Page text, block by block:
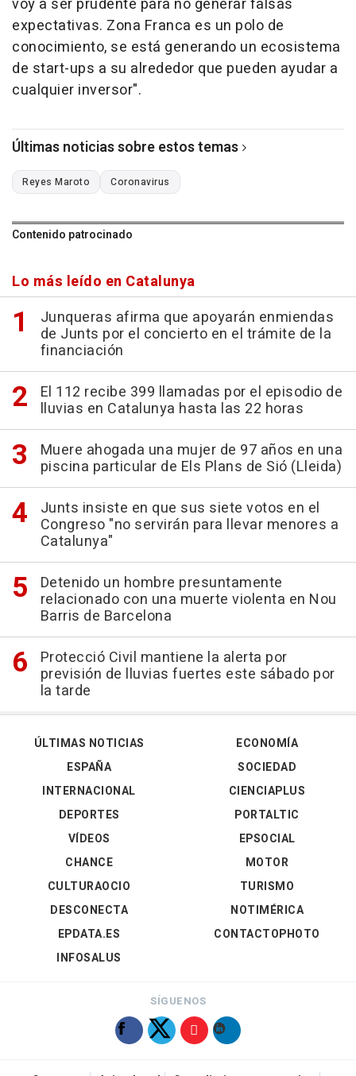
expectativas. Zona Franca es un polo de
conocimiento, se está generando un ecosistema
de start-ups a su alrededor que pueden ayudar a
cualquier inversor".
Últimas noticias sobre estos temas
Reyes Maroto Coronavirus
Contenido patrocinado
Lo más leído en Catalunya
Junqueras afirma que apoyarán enmiendas
de Junts por el concierto en el trámite de la
financiación
El 112 recibe 399 llamadas por el episodio de
lluvias en Catalunya hasta las 22 horas
Muere ahogada una mujer de 97 años en una
piscina particular de Els Plans de Sió (Lleida)
Junts insiste en que sus siete votos en el
Congreso "no servirán para llevar menores a
Catalunya"
Detenido un hombre presuntamente
relacionado con una muerte violenta en Nou
Barris de Barcelona
Protecció Civil mantiene la alerta por
previsión de lluvias fuertes este sábado por
la tarde
ÚLTIMAS NOTICIAS
ESPAÑA
INTERNACIONAL
DEPORTES
VÍDEOS
ECONOMÍA
SOCIEDAD
CIENCIAPLUS
PORTALTIC
EPSOCIAL
CHANCE
CULTURAOCIO
DESCONECTA
EPDATA.ES
INFOSALUS
MOTOR
TURISMO
NOTIMÉRICA
CONTACTOPHOTO
SÍGUENOS